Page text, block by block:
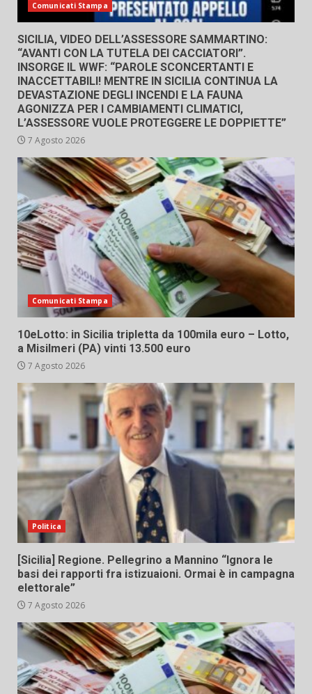
Comunicati Stampa
SICILIA, VIDEO DELL’ASSESSORE SAMMARTINO:
“AVANTI CON LA TUTELA DEI CACCIATORI”.
INSORGE IL WWF: “PAROLE SCONCERTANTI E
INACCETTABILI! MENTRE IN SICILIA CONTINUA LA
DEVASTAZIONE DEGLI INCENDI E LA FAUNA
AGONIZZA PER I CAMBIAMENTI CLIMATICI,
L’ASSESSORE VUOLE PROTEGGERE LE DOPPIETTE”
7 Agosto 2026
Comunicati Stampa
10eLotto: in Sicilia tripletta da 100mila euro – Lotto,
a Misilmeri (PA) vinti 13.500 euro
7 Agosto 2026
Politica
[Sicilia] Regione. Pellegrino a Mannino “Ignora le
basi dei rapporti fra istizuaioni. Ormai è in campagna
elettorale”
7 Agosto 2026